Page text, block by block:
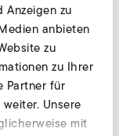
Anzeigen zu
anbieten
zu
zu Ihrer
Partner für
Unsere
mit
Unsere
anfragen